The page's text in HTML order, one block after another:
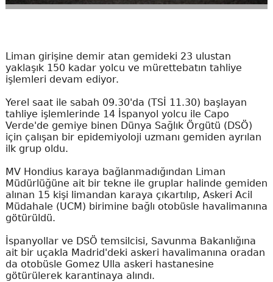
Liman girişine demir atan gemideki 23 ulustan
yaklaşık 150 kadar yolcu ve mürettebatın tahliye
işlemleri devam ediyor.
Yerel saat ile sabah 09.30'da (TSİ 11.30) başlayan
tahliye işlemlerinde 14 İspanyol yolcu ile Capo
Verde'de gemiye binen Dünya Sağlık Örgütü (DSÖ)
için çalışan bir epidemiyoloji uzmanı gemiden ayrılan
ilk grup oldu.
MV Hondius karaya bağlanmadığından Liman
Müdürlüğüne ait bir tekne ile gruplar halinde gemiden
alınan 15 kişi limandan karaya çıkartılıp, Askeri Acil
Müdahale (UCM) birimine bağlı otobüsle havalimanına
götürüldü.
İspanyollar ve DSÖ temsilcisi, Savunma Bakanlığına
ait bir uçakla Madrid'deki askeri havalimanına oradan
da otobüsle Gomez Ulla askeri hastanesine
götürülerek karantinaya alındı.